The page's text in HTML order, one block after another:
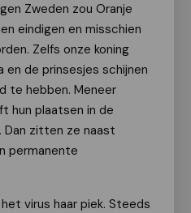
Zweden zou Oranje
eindigen en misschien
Zelfs onze koning
en de prinsesjes schijnen
te hebben. Meneer
hun plaatsen in de
Dan zitten ze naast
permanente
virus haar piek. Steeds